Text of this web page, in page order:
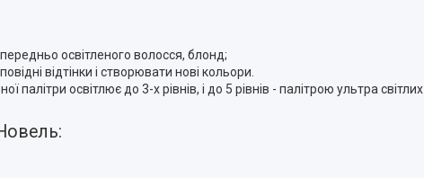
освітленого волосся, блонд;
відтінки і створювати нові кольори.
освітлює до 3-х рівнів, і до 5 рівнів - палітрою ультра світлих